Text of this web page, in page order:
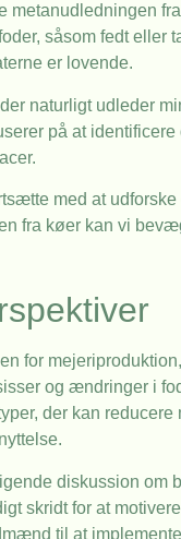
metanudledningen
såsom fedt eller
er lovende.
naturligt udleder
på at
med at
fra køer kan vi
for
og ændringer i
der kan
diskussion
skridt for at
til at